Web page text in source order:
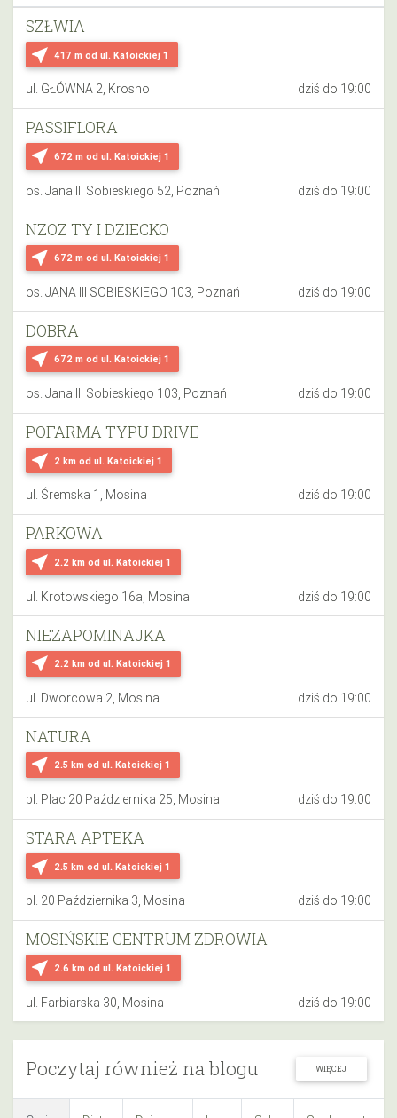
near_me 417 m od ul. Katoickiej 1
SZŁWIA
ul. GŁÓWNA 2, Krosno dziś do 19:00
near_me 672 m od ul. Katoickiej 1
PASSIFLORA
os. Jana III Sobieskiego 52, Poznań dziś do 19:00
near_me 672 m od ul. Katoickiej 1
NZOZ TY I DZIECKO
os. JANA III SOBIESKIEGO 103, Poznań dziś do 19:00
near_me 672 m od ul. Katoickiej 1
DOBRA
os. Jana III Sobieskiego 103, Poznań dziś do 19:00
near_me 2 km od ul. Katoickiej 1
POFARMA TYPU DRIVE
ul. Śremska 1, Mosina dziś do 19:00
near_me 2.2 km od ul. Katoickiej 1
PARKOWA
ul. Krotowskiego 16a, Mosina dziś do 19:00
near_me 2.2 km od ul. Katoickiej 1
NIEZAPOMINAJKA
ul. Dworcowa 2, Mosina dziś do 19:00
near_me 2.5 km od ul. Katoickiej 1
NATURA
pl. Plac 20 Października 25, Mosina dziś do 19:00
near_me 2.5 km od ul. Katoickiej 1
STARA APTEKA
pl. 20 Października 3, Mosina dziś do 19:00
near_me 2.6 km od ul. Katoickiej 1
MOSIŃSKIE CENTRUM ZDROWIA
ul. Farbiarska 30, Mosina dziś do 19:00
Poczytaj również na blogu WIĘCEJ